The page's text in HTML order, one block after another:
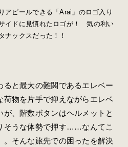
アピールできる「Arai」のロゴ入り
イドに見慣れたロゴが！ 気の利い
ナックスだった！！
ると最大の難関であるエレベー
荷物を片手で抑えながらエレベ
、階数ボタンはヘルメットと
そうな体勢で押す……なんてこ
。そんな旅先での困ったを解決